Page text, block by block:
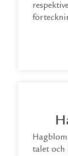
talet och